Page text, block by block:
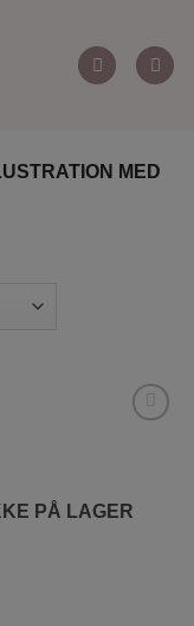
MED
PÅ LAGER